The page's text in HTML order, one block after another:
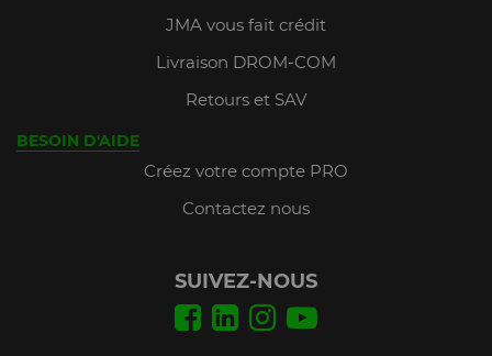
JMA vous fait crédit
Livraison DROM-COM
Retours et SAV
BESOIN D'AIDE
Créez votre compte PRO
Contactez nous
SUIVEZ-NOUS